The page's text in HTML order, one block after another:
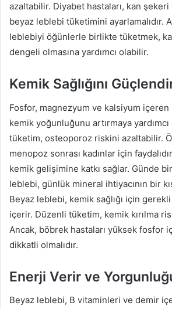
azaltabilir. Diyabet hastaları, kan
beyaz leblebi tüketimini ayarlamalıdır.
leblebiyi öğünlerle birlikte tüketmek,
dengeli olmasına yardımcı olabilir.
Kemik Sağlığını
Fosfor, magnezyum ve kalsiyum
kemik yoğunluğunu artırmaya
tüketim, osteoporoz riskini azaltabilir.
menopoz sonrası kadınlar için
kemik gelişimine katkı sağlar. Günde
leblebi, günlük mineral ihtiyacının bir
Beyaz leblebi, kemik sağlığı için
içerir. Düzenli tüketim, kemik kırılma
Ancak, böbrek hastaları yüksek fosfor
dikkatli olmalıdır.
Enerji Verir ve
Beyaz leblebi, B vitaminleri ve demir